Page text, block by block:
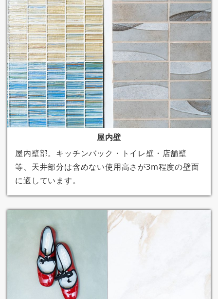
屋内壁
屋内壁部。キッチンバック・トイレ壁・店舗壁
等、天井部分は含めない使用高さが3m程度の壁面
に適しています。